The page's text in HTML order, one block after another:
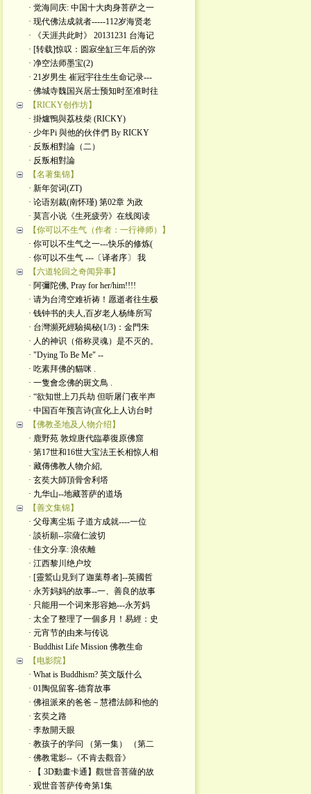
· 觉海同庆: 中国十大肉身菩萨之一
· 现代佛法成就者-----112岁海贤老
· 《天涯共此时》 20131231 台海记
· [转载]惊叹：圆寂坐缸三年后的弥
· 净空法师墨宝(2)
· 21岁男生 崔冠宇往生生命记录---
· 佛城寺魏国兴居士预知时至准时往
【RICKY创作坊】
· 掛爐鴨與荔枝柴 (RICKY)
· 少年Pi 與他的伙伴們 By RICKY
· 反叛相對論（二）
· 反叛相對論
【名著集锦】
· 新年贺词(ZT)
· 论语别裁(南怀瑾) 第02章 为政
· 莫言小说《生死疲劳》在线阅读
【你可以不生气（作者：一行禅师）】
· 你可以不生气之一---快乐的修炼(
· 你可以不生气 ---〔译者序〕 我
【六道轮回之奇闻异事】
· 阿彌陀佛, Pray for her/him!!!!
· 请为台湾空难祈祷！愿逝者往生极
· 钱钟书的夫人,百岁老人杨绛所写
· 台灣瀕死經驗揭秘(1/3)：金門朱
· 人的神识（俗称灵魂）是不灭的。
· "Dying To Be Me" --
· 吃素拜佛的貓咪 .
· 一隻會念佛的斑文鳥 .
· “欲知世上刀兵劫 但听屠门夜半声
· 中国百年预言诗(宣化上人访台时
【佛教圣地及人物介绍】
· 鹿野苑 敦煌唐代臨摹復原佛窟
· 第17世和16世大宝法王长相惊人相
· 藏傳佛教人物介紹,
· 玄奘大師頂骨舍利塔
· 九华山--地藏菩萨的道场
【善文集锦】
· 父母离尘垢 子道方成就----一位
· 談祈願--宗薩仁波切
· 佳文分享: 浪依離
· 江西黎川绝户坟
· [靈鷲山見到了迦葉尊者]--英國哲
· 永芳妈妈的故事--一、善良的故事
· 只能用一个词来形容她---永芳妈
· 太全了整理了一個多月！易經：史
· 元宵节的由来与传说
· Buddhist Life Mission 佛教生命
【电影院】
· What is Buddhism? 英文版什么
· 01陶侃留客-德育故事
· 佛祖派來的爸爸－慧禮法師和他的
· 玄奘之路
· 李敖開天眼
· 教孩子的学问 （第一集） （第二
· 佛教電影--《不肯去觀音》
· 【 3D動畫卡通】觀世音菩薩的故
· 观世音菩萨传奇第1集